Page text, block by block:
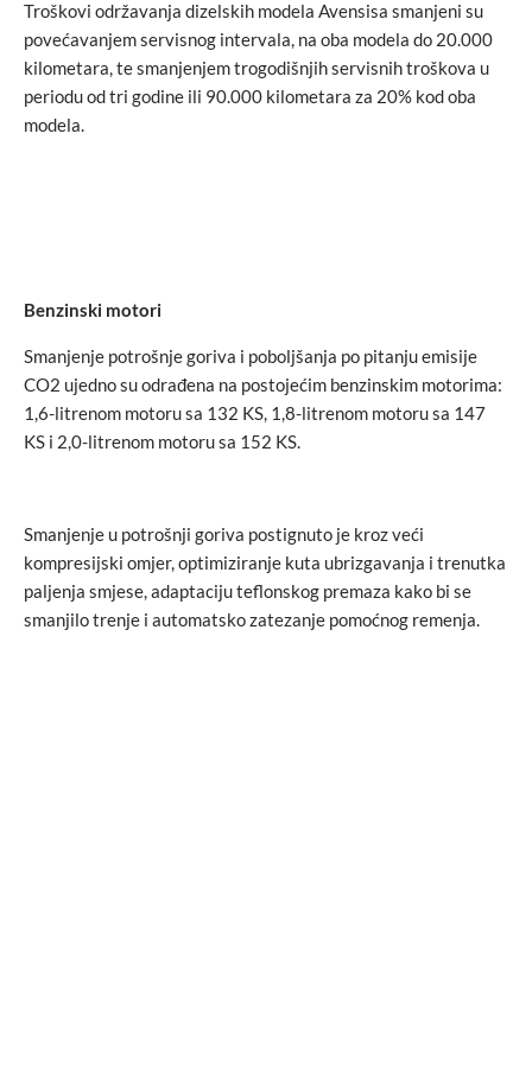
Troškovi održavanja dizelskih modela Avensisa smanjeni su
povećavanjem servisnog intervala, na oba modela do 20.000
kilometara, te smanjenjem trogodišnjih servisnih troškova u
periodu od tri godine ili 90.000 kilometara za 20% kod oba
modela.
Benzinski motori
Smanjenje potrošnje goriva i poboljšanja po pitanju emisije
CO2 ujedno su odrađena na postojećim benzinskim motorima:
1,6-litrenom motoru sa 132 KS, 1,8-litrenom motoru sa 147
KS i 2,0-litrenom motoru sa 152 KS.
Smanjenje u potrošnji goriva postignuto je kroz veći
kompresijski omjer, optimiziranje kuta ubrizgavanja i trenutka
paljenja smjese, adaptaciju teflonskog premaza kako bi se
smanjilo trenje i automatsko zatezanje pomoćnog remenja.